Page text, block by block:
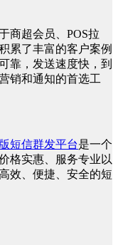
商超会员、POS拉
累了丰富的客户案例
靠，发送速度快，到
销和通知的首选工
短信群发平台是一个
格实惠、服务专业以
效、便捷、安全的短